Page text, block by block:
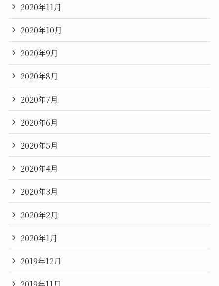
2020年11月
2020年10月
2020年9月
2020年8月
2020年7月
2020年6月
2020年5月
2020年4月
2020年3月
2020年2月
2020年1月
2019年12月
2019年11月